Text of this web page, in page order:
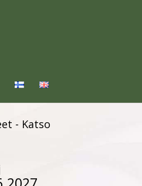
- Katso